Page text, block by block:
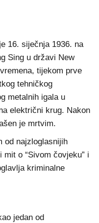
16. siječnja 1936. na
Sing u državi New
tijekom prve
tehničkog
metalnih igala u
električni krug. Nakon
je mrtvim.
od najzloglasnijih
o “Sivom čovjeku” i
kriminalne
jedan od